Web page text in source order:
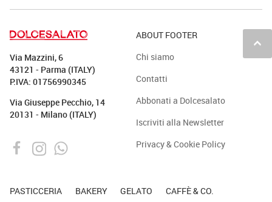
keyboard_arrow_up
Via Mazzini, 6
43121 - Parma (ITALY)
P.IVA: 01756990345
Via Giuseppe Pecchio, 14
20131 - Milano (ITALY)
ABOUT FOOTER
Chi siamo
Contatti
Abbonati a Dolcesalato
Iscriviti alla Newsletter
Privacy & Cookie Policy
PASTICCERIA BAKERY GELATO CAFFÈ & CO.